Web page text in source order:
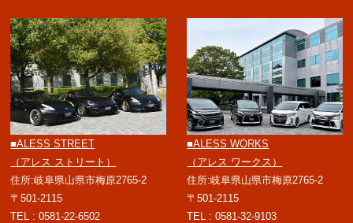
■ALESS STREET
（アレス ストリート）
住所:岐阜県山県市梅原2765-2
〒501-2115
TEL : 0581-22-6502
■ALESS WORKS
（アレス ワークス）
住所:岐阜県山県市梅原2765-2
〒501-2115
TEL : 0581-32-9103